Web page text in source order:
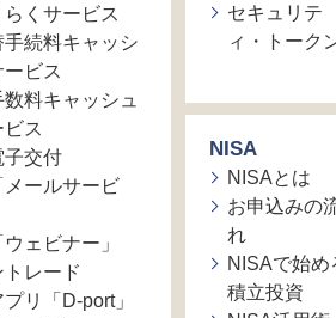
くサービス
続料キャッシ
ービス
料キャッシュ
ス
子交付
ールサービ
ェビナー」
レード
リ「D-port」
セキュリテ
ィ・トーク
NISA
NISAとは
お申込みの
れ
NISAで始め
積立投資